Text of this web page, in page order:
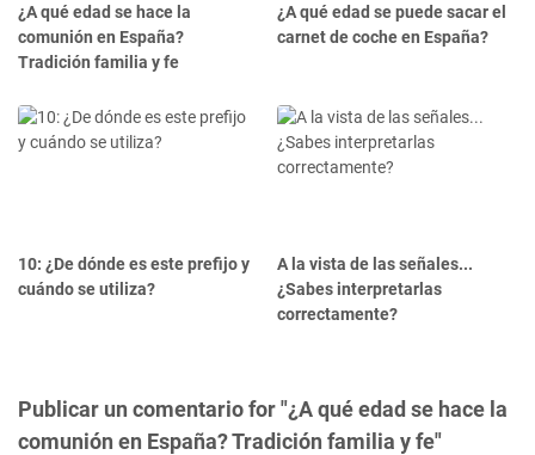
¿A qué edad se hace la
comunión en España?
Tradición familia y fe
¿A qué edad se puede sacar el
carnet de coche en España?
10: ¿De dónde es este prefijo y
cuándo se utiliza?
A la vista de las señales...
¿Sabes interpretarlas
correctamente?
Publicar un comentario for "¿A qué edad se hace la
comunión en España? Tradición familia y fe"